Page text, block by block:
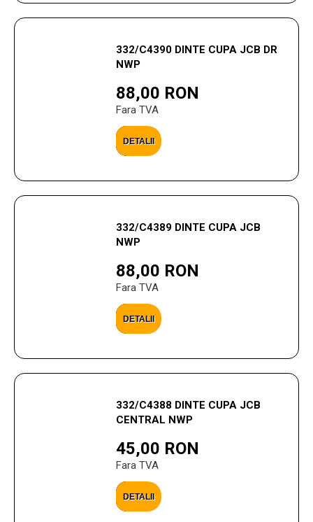
332/C4390 DINTE CUPA JCB DR
NWP
88,00 RON
Fara TVA
DETALII
332/C4389 DINTE CUPA JCB
NWP
88,00 RON
Fara TVA
DETALII
332/C4388 DINTE CUPA JCB
CENTRAL NWP
45,00 RON
Fara TVA
DETALII